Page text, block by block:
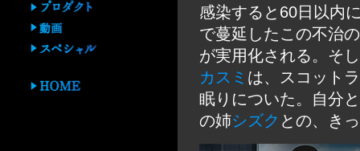
感染すると60日以内
で蔓延したこの不治
が実用化される。そ
カスミ は、スコット
眠りについた。自分
の姉シズク との、き